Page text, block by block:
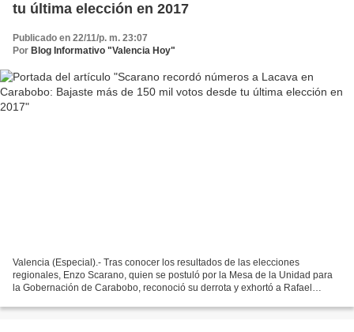
tu última elección en 2017
Publicado en 22/11/p. m. 23:07
Por Blog Informativo "Valencia Hoy"
Valencia (Especial).- Tras conocer los resultados de las elecciones
regionales, Enzo Scarano, quien se postuló por la Mesa de la Unidad para
la Gobernación de Carabobo, reconoció su derrota y exhortó a Rafael